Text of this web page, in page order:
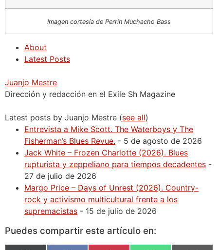
Imagen cortesía de Perrín Muchacho Bass
About
Latest Posts
Juanjo Mestre
Dirección y redacción en el Exile Sh Magazine
Latest posts by Juanjo Mestre (see all)
Entrevista a Mike Scott. The Waterboys y The
Fisherman’s Blues Revue. - 5 de agosto de 2026
Jack White – Frozen Charlotte (2026). Blues
rupturista y zeppeliano para tiempos decadentes -
27 de julio de 2026
Margo Price – Days of Unrest (2026). Country-
rock y activismo multicultural frente a los
supremacistas - 15 de julio de 2026
Puedes compartir este artículo en: